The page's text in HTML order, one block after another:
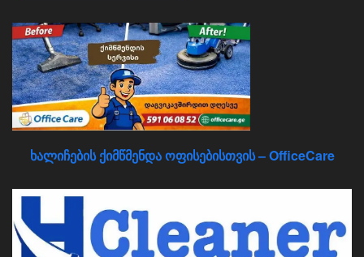
ხალიჩების ქიმწმენდა ოფისებისთვის – OfficeCare